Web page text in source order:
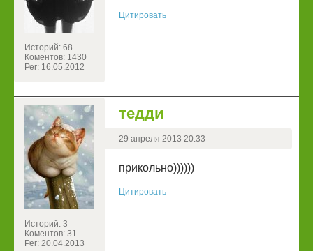
Историй: 68
Коментов: 1430
Рег: 16.05.2012
Цитировать
Историй: 3
Коментов: 31
Рег: 20.04.2013
тедди
29 апреля 2013 20:33
прикольно))))))
Цитировать